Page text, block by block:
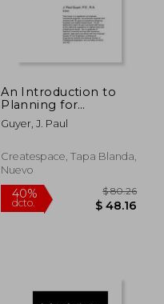
An Introduction to
Planning for
Chemical Grouting of
Soil and Rock (en
Guyer, J. Paul
Createspace, Tapa Blanda,
Nuevo